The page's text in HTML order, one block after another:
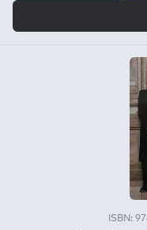
ISBN: